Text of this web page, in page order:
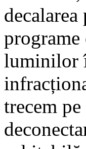
programe
luminilor
trecem